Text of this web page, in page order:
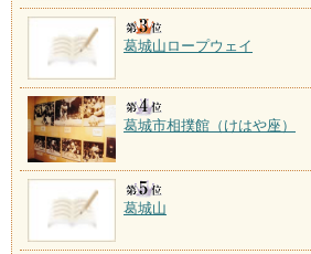
葛城山ロープウェイ
葛城市相撲館（けはや座）
葛城山